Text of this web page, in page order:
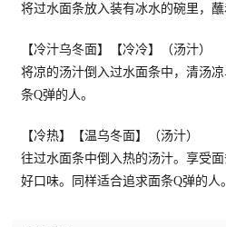
将过水面条放入装有冰水的碗里，蘸
【冷汁乌冬面】【冷冷】（汤汁）
将凉的汤汁倒入过水面条中，清汤
条Q弹的人。
【冷热】【温乌冬面】（汤汁）
往过水面条中倒入热的汤汁。享受
好口味。同样适合追求面条Q弹的人。